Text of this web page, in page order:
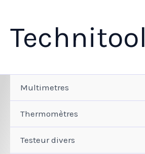
contenu
Technitool
Multimetres
Thermomètres
Testeur divers